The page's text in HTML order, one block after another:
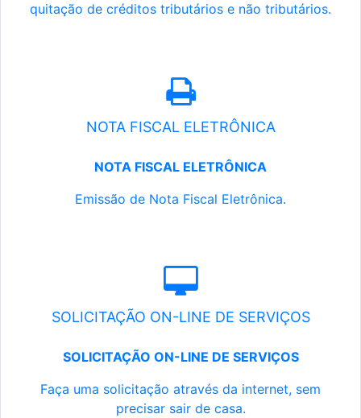
quitação de créditos tributários e não tributários.
NOTA FISCAL ELETRÔNICA
NOTA FISCAL ELETRÔNICA
Emissão de Nota Fiscal Eletrônica.
SOLICITAÇÃO ON-LINE DE SERVIÇOS
SOLICITAÇÃO ON-LINE DE SERVIÇOS
Faça uma solicitação através da internet, sem
precisar sair de casa.